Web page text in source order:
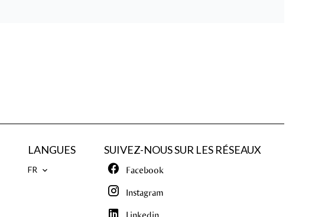
LANGUES
FR
SUIVEZ-NOUS SUR LES RÉSEAUX
Facebook
Instagram
Linkedin